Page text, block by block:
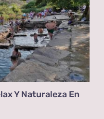
Y Naturaleza En